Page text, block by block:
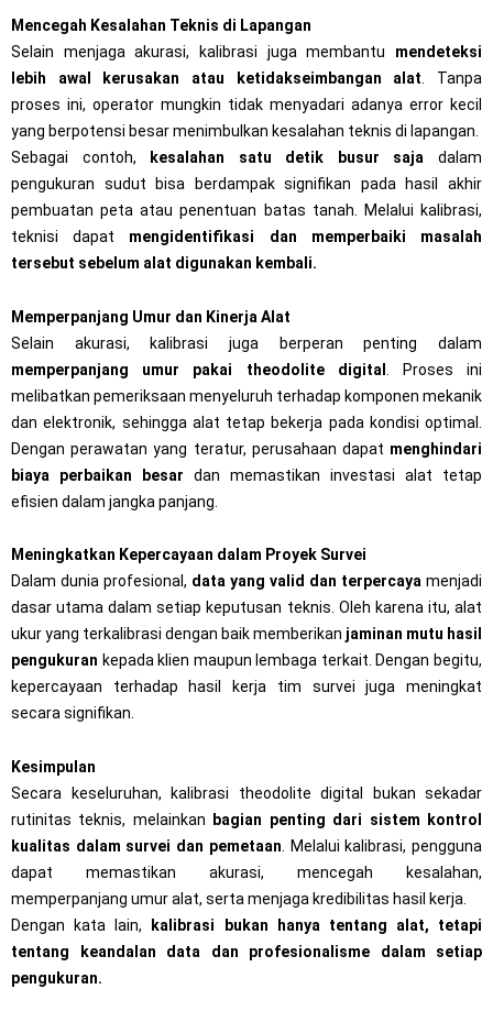
Mencegah Kesalahan Teknis di Lapangan
Selain menjaga akurasi, kalibrasi juga membantu mendeteksi
lebih awal kerusakan atau ketidakseimbangan alat . Tanpa
proses ini, operator mungkin tidak menyadari adanya error kecil
yang berpotensi besar menimbulkan kesalahan teknis di lapangan.
Sebagai contoh,
kesalahan satu detik busur saja dalam
pengukuran sudut bisa berdampak signifikan pada hasil akhir
pembuatan peta atau penentuan batas tanah. Melalui kalibrasi,
teknisi dapat mengidentifikasi dan memperbaiki masalah
tersebut sebelum alat digunakan kembali.
Memperpanjang Umur dan Kinerja Alat
Selain akurasi, kalibrasi juga berperan penting dalam
memperpanjang umur pakai theodolite digital . Proses ini
melibatkan pemeriksaan menyeluruh terhadap komponen mekanik
dan elektronik, sehingga alat tetap bekerja pada kondisi optimal.
Dengan perawatan yang teratur, perusahaan dapat menghindari
biaya perbaikan besar dan memastikan investasi alat tetap
efisien dalam jangka panjang.
Meningkatkan Kepercayaan dalam Proyek Survei
Dalam dunia profesional, data yang valid dan terpercaya menjadi
dasar utama dalam setiap keputusan teknis. Oleh karena itu, alat
ukur yang terkalibrasi dengan baik memberikan jaminan mutu hasil
pengukuran kepada klien maupun lembaga terkait. Dengan begitu,
kepercayaan terhadap hasil kerja tim survei juga meningkat
secara signifikan.
Kesimpulan
Secara keseluruhan, kalibrasi theodolite digital bukan sekadar
rutinitas teknis, melainkan bagian penting dari sistem kontrol
kualitas dalam survei dan pemetaan . Melalui kalibrasi, pengguna
dapat memastikan akurasi, mencegah kesalahan,
memperpanjang umur alat, serta menjaga kredibilitas hasil kerja.
Dengan kata lain, kalibrasi bukan hanya tentang alat, tetapi
tentang keandalan data dan profesionalisme dalam setiap
pengukuran.